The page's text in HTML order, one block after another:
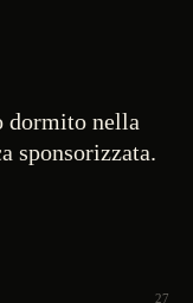
dormito nella
sponsorizzata.
27